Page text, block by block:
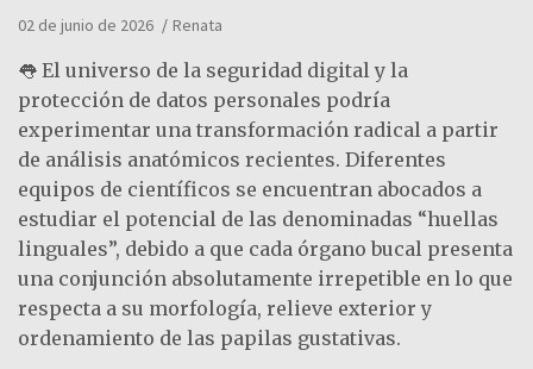
02 de junio de 2026 Renata
👅 El universo de la seguridad digital y la
protección de datos personales podría
experimentar una transformación radical a partir
de análisis anatómicos recientes. Diferentes
equipos de científicos se encuentran abocados a
estudiar el potencial de las denominadas “huellas
linguales”, debido a que cada órgano bucal presenta
una conjunción absolutamente irrepetible en lo que
respecta a su morfología, relieve exterior y
ordenamiento de las papilas gustativas.